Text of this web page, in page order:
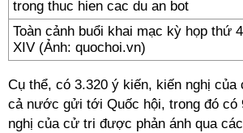
Toàn cảnh buổi khai mạc kỳ họp thứ
XIV (Ảnh: quochoi.vn)
Cụ thể, có 3.320 ý kiến, kiến nghị của
cả nước gửi tới Quốc hội, trong đó có
nghị của cử tri được phản ánh qua